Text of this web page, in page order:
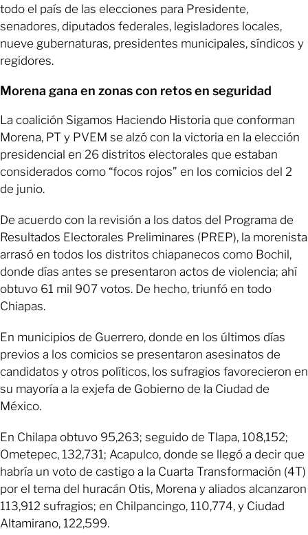
todo el país de las elecciones para Presidente,
senadores, diputados federales, legisladores locales,
nueve gubernaturas, presidentes municipales, síndicos y
regidores.
Morena gana en zonas con retos en seguridad
La coalición Sigamos Haciendo Historia que conforman
Morena, PT y PVEM se alzó con la victoria en la elección
presidencial en 26 distritos electorales que estaban
considerados como “focos rojos” en los comicios del 2
de junio.
De acuerdo con la revisión a los datos del Programa de
Resultados Electorales Preliminares (PREP), la morenista
arrasó en todos los distritos chiapanecos como Bochil,
donde días antes se presentaron actos de violencia; ahí
obtuvo 61 mil 907 votos. De hecho, triunfó en todo
Chiapas.
En municipios de Guerrero, donde en los últimos días
previos a los comicios se presentaron asesinatos de
candidatos y otros políticos, los sufragios favorecieron en
su mayoría a la exjefa de Gobierno de la Ciudad de
México.
En Chilapa obtuvo 95,263; seguido de Tlapa, 108,152;
Ometepec, 132,731; Acapulco, donde se llegó a decir que
habría un voto de castigo a la Cuarta Transformación (4T)
por el tema del huracán Otis, Morena y aliados alcanzaron
113,912 sufragios; en Chilpancingo, 110,774, y Ciudad
Altamirano, 122,599.